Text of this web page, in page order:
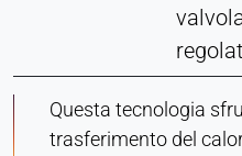
Questa tecnologia
trasferimento del